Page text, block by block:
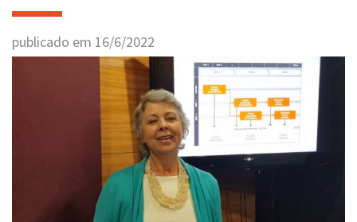
publicado em 16/6/2022